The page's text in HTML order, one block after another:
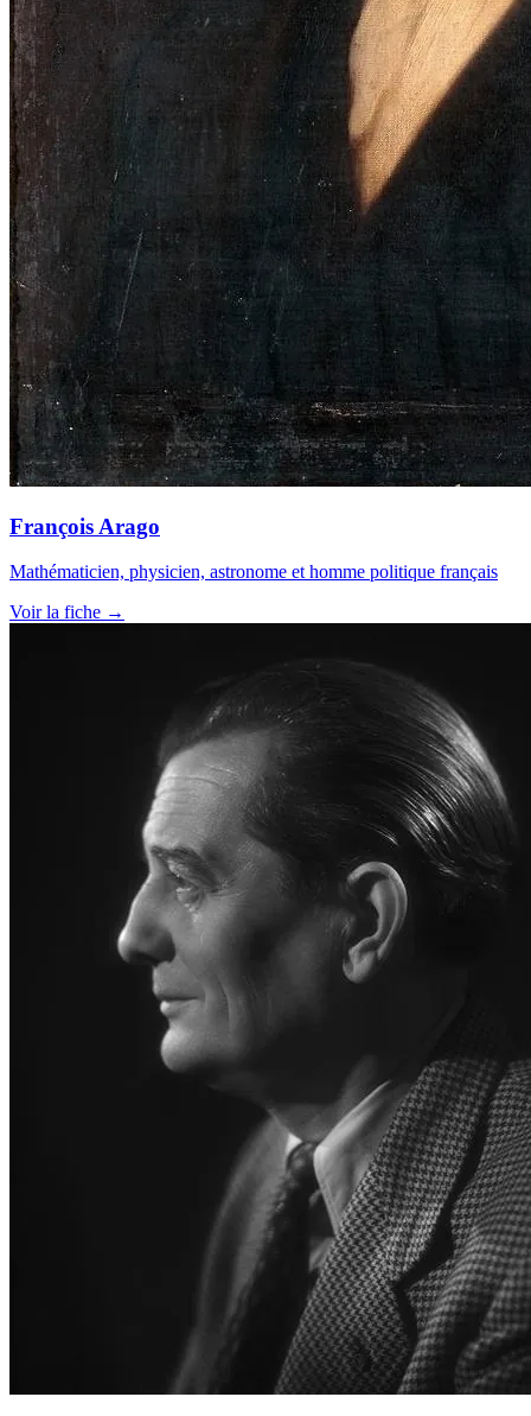
François Arago
Mathématicien, physicien, astronome et homme politique français
Voir la fiche →